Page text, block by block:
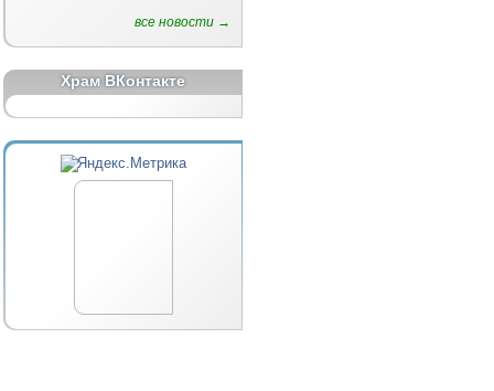
все новости →
Храм ВКонтакте